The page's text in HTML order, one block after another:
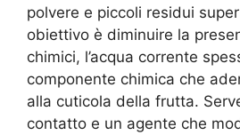
polvere e piccoli residui
obiettivo è diminuire la
chimici, l’acqua corrente
componente chimica che
alla cuticola della frutta.
contatto e un agente che